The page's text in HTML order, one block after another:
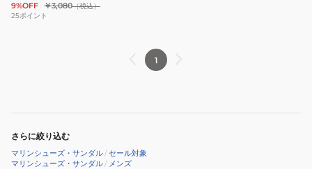
26cm
9%OFF ￥3,080（税込）
25ポイント
1
さらに絞り込む
マリンシューズ・サンダル/セール対象
マリンシューズ・サンダル/ メンズ